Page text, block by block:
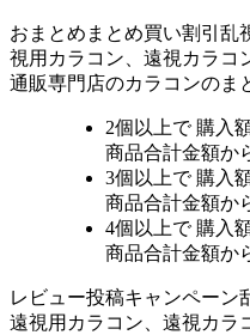
おまとめ まとめ買い割引 乱
視用カラコン、遠視カラコ
通販専門店のカラコンのま
2個 以上で 購入
商品合計金額か
3個 以上で 購入
商品合計金額か
4個 以上で 購入
商品合計金額か
レビュー投稿キャンペーン
遠視用カラコン、遠視カラ